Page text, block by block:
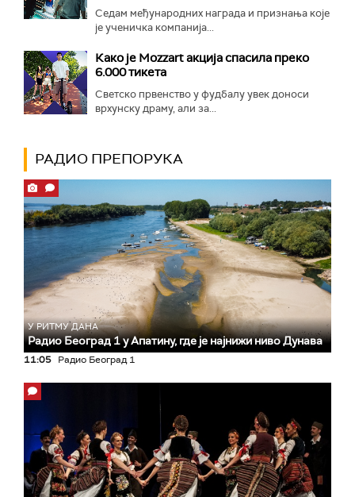
Седам међународних награда и признања које
је ученичка компанија...
Како је Mozzart акција спасила преко
6.000 тикета
Светско првенство у фудбалу увек доноси
врхунску драму, али за...
РАДИО ПРЕПОРУКА
У РИТМУ ДАНА
Радио Београд 1 у Апатину, где је најнижи ниво Дунава
11:05 Радио Београд 1